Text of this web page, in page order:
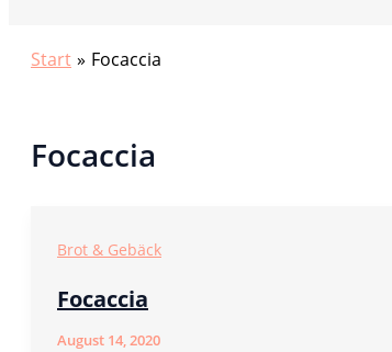
Start Focaccia
Focaccia
Brot & Gebäck
Focaccia
August 14, 2020